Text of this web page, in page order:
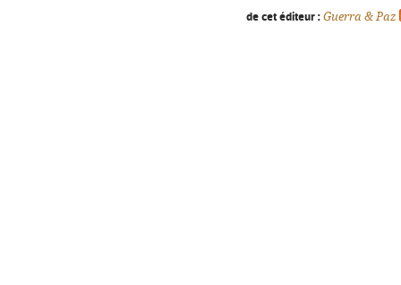
de cet éditeur : Guerra & Paz